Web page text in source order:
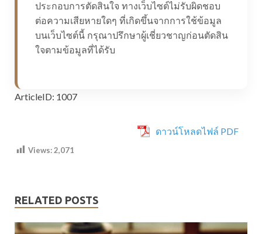
ประกอบการตัดสินใจ ทางเว็บไซต์ไม่รับผิดชอบ
ต่อความเสียหายใดๆ ที่เกิดขึ้นจากการใช้ข้อมูล
บนเว็บไซต์นี้ กรุณาปรึกษาผู้เชี่ยวชาญก่อนตัดสิน
ใจตามข้อมูลที่ได้รับ
ArticleID: 1007
ดาวน์โหลดไฟล์ PDF
Views:2,071
RELATED POSTS